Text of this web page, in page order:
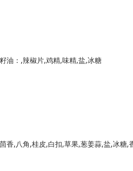
油：,辣椒片,鸡精,味精,盐,冰糖
香,八角,桂皮,白扣,草果,葱姜蒜,盐,冰糖,